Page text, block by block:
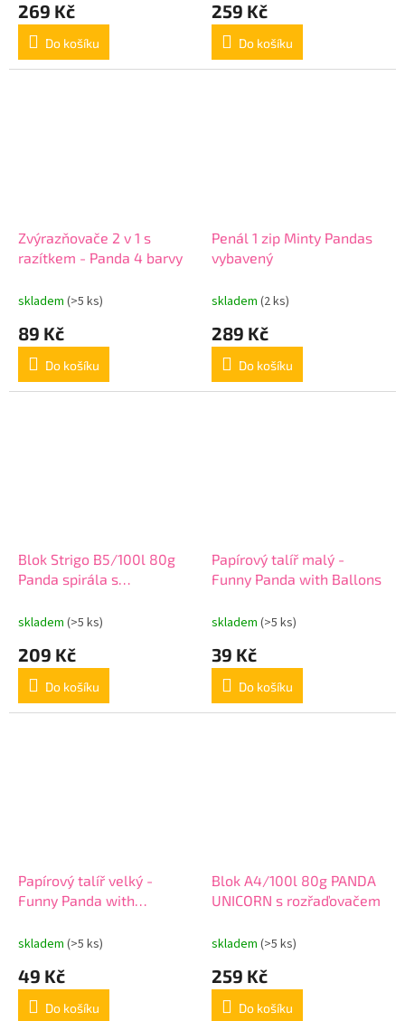
269 Kč
Do košíku
259 Kč
Do košíku
Zvýrazňovače 2 v 1 s
razítkem - Panda 4 barvy
skladem (>5 ks)
89 Kč
Do košíku
Penál 1 zip Minty Pandas
vybavený
skladem (2 ks)
289 Kč
Do košíku
Blok Strigo B5/100l 80g
Panda spirála s
skladem (>5 ks)
209 Kč
Do košíku
Papírový talíř malý -
Funny Panda with Ballons
skladem (>5 ks)
39 Kč
Do košíku
Papírový talíř velký -
Funny Panda with
skladem (>5 ks)
49 Kč
Do košíku
Blok A4/100l 80g PANDA
UNICORN s rozřaďovačem
skladem (>5 ks)
259 Kč
Do košíku